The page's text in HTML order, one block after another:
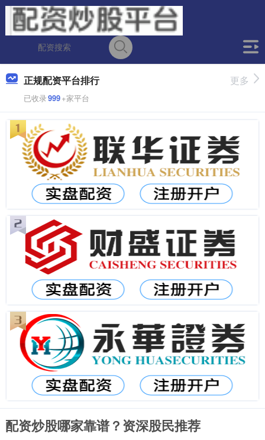
正规配资平台排行
已收录999+家平台
更多
配资炒股哪家靠谱？资深股民推荐